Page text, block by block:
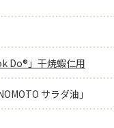
Do®」干焼蝦仁用
サラダ油」